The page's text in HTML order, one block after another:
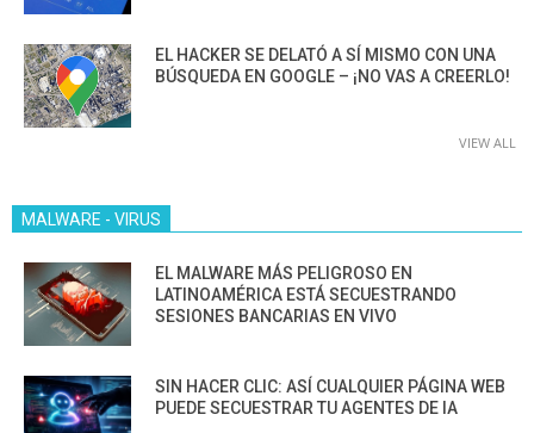
EL HACKER SE DELATÓ A SÍ MISMO CON UNA
BÚSQUEDA EN GOOGLE – ¡NO VAS A CREERLO!
VIEW ALL
MALWARE - VIRUS
EL MALWARE MÁS PELIGROSO EN
LATINOAMÉRICA ESTÁ SECUESTRANDO
SESIONES BANCARIAS EN VIVO
SIN HACER CLIC: ASÍ CUALQUIER PÁGINA WEB
PUEDE SECUESTRAR TU AGENTES DE IA